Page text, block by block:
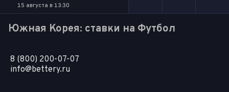
15 августа в 13:30
Южная Корея: ставки на Футбол
8 (800) 200-07-07
info@bettery.ru